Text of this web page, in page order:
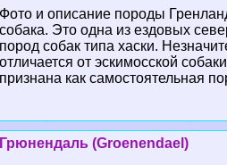
Фото и описание породы
собака. Это одна из ездовых
пород собак типа хаски.
отличается от эскимосской
признана как самостоятельная
Грюнендаль (Groenendael)